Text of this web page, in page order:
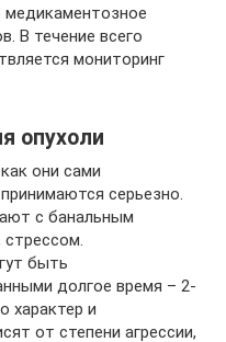
В течение всего
мониторинг
опухоли
они сами
серьезно.
с банальным
стрессом.
быть
долгое время – 2-
характер и
от степени агрессии,